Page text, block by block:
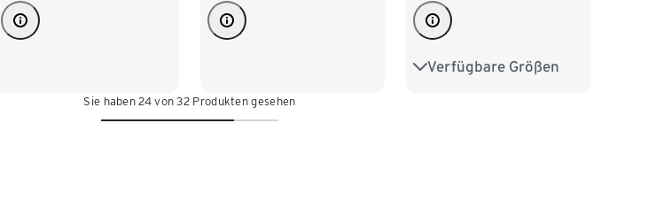
Verfügbare Größen
6,5 7,5 8,5 9,5
Sie haben 24 von 32 Produkten gesehen